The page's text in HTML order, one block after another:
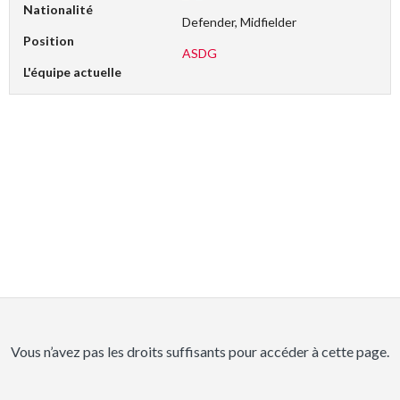
Nationalité
Position
Defender, Midfielder
L'équipe actuelle
ASDG
Vous n’avez pas les droits suffisants pour accéder à cette page.